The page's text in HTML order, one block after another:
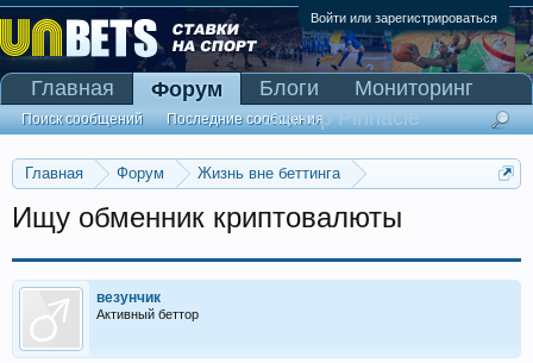
Войти или зарегистрироваться
Главная Форум
Жизнь вне беттинга
Ищу обменник криптовалюты
везунчик
Активный беттор
Главная Форум
Поиск сообщений Последние сообщения
Блоги
Мониторинг
Сканер Pinnacle